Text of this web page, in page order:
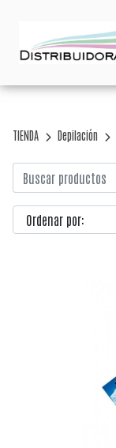
TIENDA Depilación